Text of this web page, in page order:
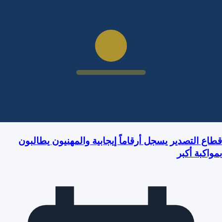
قطاع التصدير يسجل أرقاماً إيجابية والمهنيون يطالبون
بمواكبة أكبر